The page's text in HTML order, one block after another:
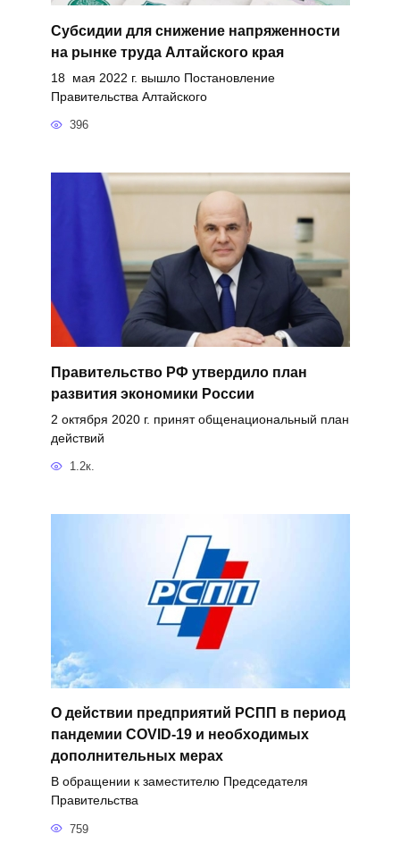
Субсидии для снижение напряженности
на рынке труда Алтайского края
18 мая 2022 г. вышло Постановление
Правительства Алтайского
396
Правительство РФ утвердило план
развития экономики России
2 октября 2020 г. принят общенациональный план
действий
1.2к.
О действии предприятий РСПП в период
пандемии COVID-19 и необходимых
дополнительных мерах
В обращении к заместителю Председателя
Правительства
759